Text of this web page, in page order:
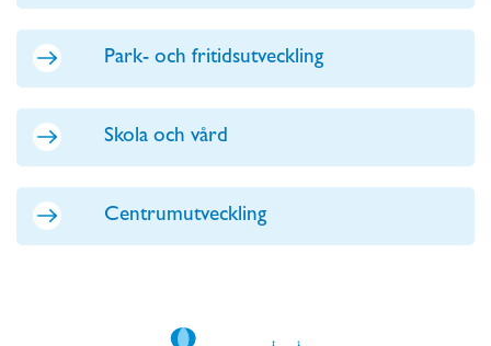
Park- och fritidsutveckling
Skola och vård
Centrumutveckling